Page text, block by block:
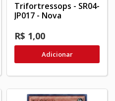
Trifortressops - SR04-
JP017 - Nova
R$ 1,00
Adicionar